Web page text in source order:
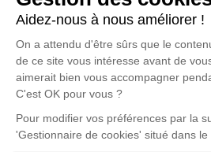
poèmes ou des textes. Cet
d'expression dédié à honorer la
PIPPO.
Un service de plantation d’arbre
disponible ici.